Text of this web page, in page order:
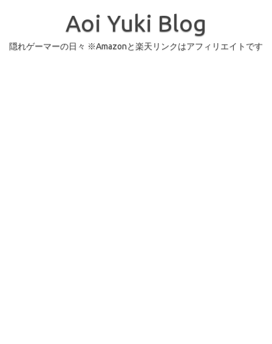
Aoi Yuki Blog
隠れゲーマーの日々 ※Amazonと楽天リンクはアフィリエイトです